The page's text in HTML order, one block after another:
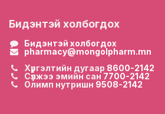
Бидэнтэй холбогдох
Бидэнтэй холбогдох
pharmacy@mongolpharm.mn
Хүргэлтийн дугаар 8600-2142
Сүлжээ эмийн сан 7700-2142
Олимп нутришн 9508-2142